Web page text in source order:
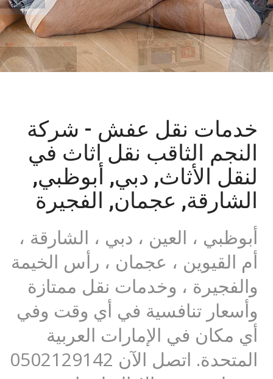
التعرف
خدمات نقل عفش - شركة
النجم الثاقب نقل اثاث في
لنقل الأثاث, دبي, أبوظبي,
الشارقة, عجمان, الفجيرة
أبوظبي ، العين ، دبي ، الشارقة ،
أم القيوين ، عجمان ، رأس الخيمة
والفجيرة ، وخدمات نقل ممتازة
وأسعار تنافسية في أي وقت وفي
أي مكان في الإمارات العربية
المتحدة. اتصل الآن 0502129142